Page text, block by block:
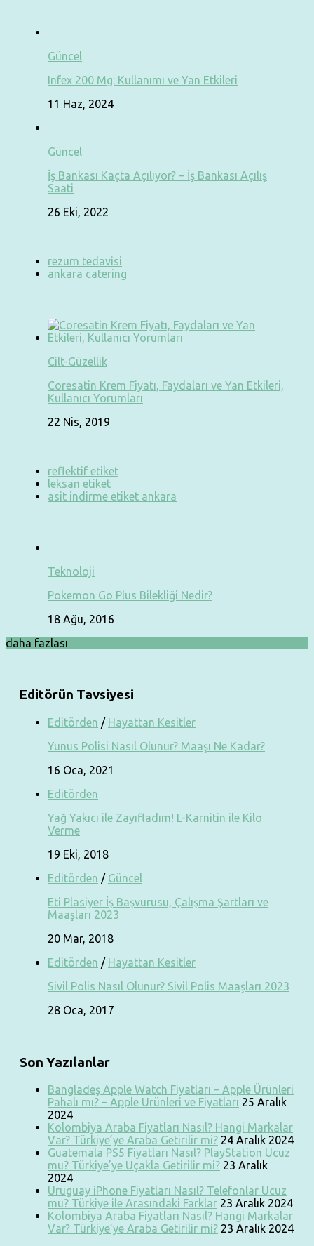
Güncel
Infex 200 Mg: Kullanımı ve Yan Etkileri
11 Haz, 2024
Güncel
İş Bankası Kaçta Açılıyor? – İş Bankası Açılış
Saati
26 Eki, 2022
rezum tedavisi
ankara catering
Cilt-Güzellik
Coresatin Krem Fiyatı, Faydaları ve Yan Etkileri,
Kullanıcı Yorumları
22 Nis, 2019
reflektif etiket
leksan etiket
asit indirme etiket ankara
Teknoloji
Pokemon Go Plus Bilekliği Nedir?
18 Ağu, 2016
daha fazlası
Editörün Tavsiyesi
Editörden / Hayattan Kesitler
Yunus Polisi Nasıl Olunur? Maaşı Ne Kadar?
16 Oca, 2021
Editörden
Yağ Yakıcı ile Zayıfladım! L-Karnitin ile Kilo
Verme
19 Eki, 2018
Editörden / Güncel
Eti Plasiyer İş Başvurusu, Çalışma Şartları ve
Maaşları 2023
20 Mar, 2018
Editörden / Hayattan Kesitler
Sivil Polis Nasıl Olunur? Sivil Polis Maaşları 2023
28 Oca, 2017
Son Yazılanlar
Bangladeş Apple Watch Fiyatları – Apple Ürünleri
Pahalı mı? – Apple Ürünleri ve Fiyatları 25 Aralık
2024
Kolombiya Araba Fiyatları Nasıl? Hangi Markalar
Var? Türkiye’ye Araba Getirilir mi? 24 Aralık 2024
Guatemala PS5 Fiyatları Nasıl? PlayStation Ucuz
mu? Türkiye’ye Uçakla Getirilir mi? 23 Aralık
2024
Uruguay iPhone Fiyatları Nasıl? Telefonlar Ucuz
mu? Türkiye ile Arasındaki Farklar 23 Aralık 2024
Kolombiya Araba Fiyatları Nasıl? Hangi Markalar
Var? Türkiye’ye Araba Getirilir mi? 23 Aralık 2024